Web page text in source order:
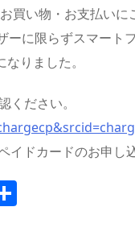
買い物・お支払い
ーに限らずスマート
りました。
ください。
イドカードのお申し